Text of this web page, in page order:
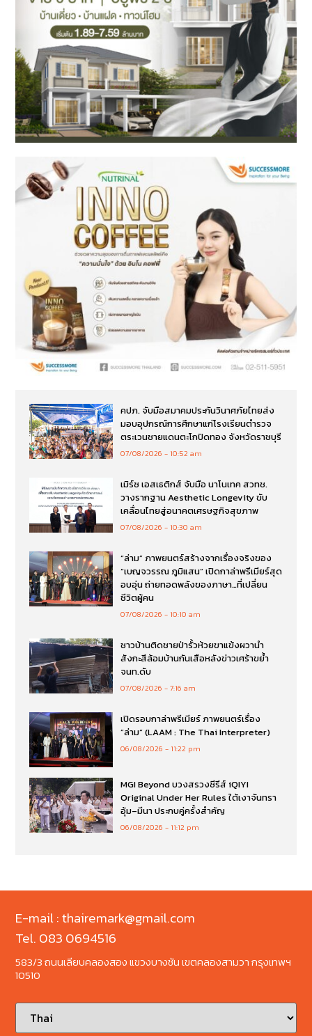
คปภ. จับมือสมาคมประกันวินาศภัยไทยส่ง
มอบอุปกรณ์การศึกษาแก่โรงเรียนตำรวจ
ตระเวนชายแดนตะโกปิดทอง จังหวัดราชบุรี
07/08/2026 10:52 am
เมิร์ซ เอสเธติกส์ จับมือ นาโนเทค สวทช.
วางรากฐาน Aesthetic Longevity ขับ
เคลื่อนไทยสู่อนาคตเศรษฐกิจสุขภาพ
07/08/2026 10:30 am
“ล่าม” ภาพยนตร์สร้างจากเรื่องจริงของ
“เบญจวรรณ ภูมิแสน” เปิดกาล่าพรีเมียร์สุด
อบอุ่น ถ่ายทอดพลังของภาษา…ที่เปลี่ยน
ชีวิตผู้คน
07/08/2026 10:10 am
ชาวบ้านติดชายป่ารั้วห้วยขาแข้งผวานำ
สังกะสีล้อมบ้านกันเสือหลังข่าวเศร้าขย้ำ
จนท.ดับ
07/08/2026 7:16 am
เปิดรอบกาล่าพรีเมียร์ ภาพยนตร์เรื่อง
”ล่าม“ (LAAM : The Thai Interpreter)
06/08/2026 11:22 pm
MGI Beyond บวงสรวงซีรีส์ iQIYI
Original Under Her Rules ใต้เงาจันทรา
อุ้ม–มีนา ประกบคู่ครั้งสำคัญ
06/08/2026 11:12 pm
E-mail : thairemark@gmail.com
Tel. 083 0694516
583/3 ถนนเลียบคลองสอง แขวงบางชัน เขตคลองสามวา กรุงเทพฯ
10510